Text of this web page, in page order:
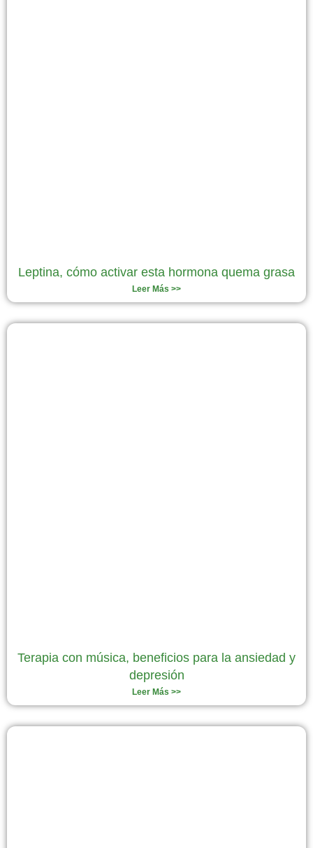
Leptina, cómo activar esta hormona quema grasa
Leer Más >>
Terapia con música, beneficios para la ansiedad y
depresión
Leer Más >>